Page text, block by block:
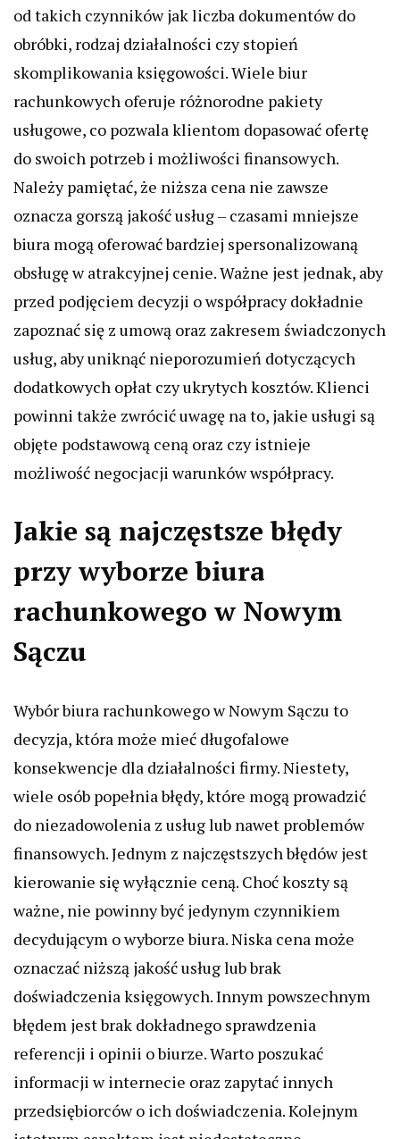
od takich czynników jak liczba dokumentów do
obróbki, rodzaj działalności czy stopień
skomplikowania księgowości. Wiele biur
rachunkowych oferuje różnorodne pakiety
usługowe, co pozwala klientom dopasować ofertę
do swoich potrzeb i możliwości finansowych.
Należy pamiętać, że niższa cena nie zawsze
oznacza gorszą jakość usług – czasami mniejsze
biura mogą oferować bardziej spersonalizowaną
obsługę w atrakcyjnej cenie. Ważne jest jednak, aby
przed podjęciem decyzji o współpracy dokładnie
zapoznać się z umową oraz zakresem świadczonych
usług, aby uniknąć nieporozumień dotyczących
dodatkowych opłat czy ukrytych kosztów. Klienci
powinni także zwrócić uwagę na to, jakie usługi są
objęte podstawową ceną oraz czy istnieje
możliwość negocjacji warunków współpracy.
Jakie są najczęstsze błędy
przy wyborze biura
rachunkowego w Nowym
Sączu
Wybór biura rachunkowego w Nowym Sączu to
decyzja, która może mieć długofalowe
konsekwencje dla działalności firmy. Niestety,
wiele osób popełnia błędy, które mogą prowadzić
do niezadowolenia z usług lub nawet problemów
finansowych. Jednym z najczęstszych błędów jest
kierowanie się wyłącznie ceną. Choć koszty są
ważne, nie powinny być jedynym czynnikiem
decydującym o wyborze biura. Niska cena może
oznaczać niższą jakość usług lub brak
doświadczenia księgowych. Innym powszechnym
błędem jest brak dokładnego sprawdzenia
referencji i opinii o biurze. Warto poszukać
informacji w internecie oraz zapytać innych
przedsiębiorców o ich doświadczenia. Kolejnym